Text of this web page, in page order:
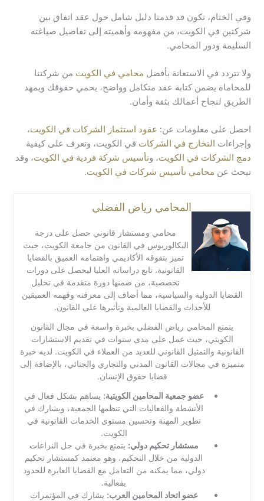
وفي الختام، نكون قد قدمنا دليل شامل حول عقد اتفاق بين
شركتين في الكويت، من مفهومه وأهميته إلى تفاصيل صياغته
السليمة ودور المحامي.
ولا تتردد في الاستعانة بأفضل محامي في الكويت من شركتنا
للمحاماة يضمن كتابة عقد متكامل وواضح، يحمي حقوقك ويمهد
الطريق لنجاح أعمالك بثقة وأمان.
احصل على معلومات عن: عقود استثمار الشركات في الكويت،
وإجراءات التخارج في الشركات في الكويت، وتعرف على كيفية
دمج الشركات في الكويت، وتأسيس شركة فردية في الكويت، وقد
تبحث عن محامي تأسيس شركات في الكويت.
المحامي رياض الفضلي
محامي ومستشار قانوني حصل على درجة
البكالوريوس في القانون من جامعة الكويت، حيث
تميز بتفوقه الأكاديمي واهتمامه العميق بالقضايا
القانونية. تابع دراساته العليا ليحصل على دورات
تخصصية، من ضمنها دورة متقدمة في تحليل
القضايا الدولية والسياسية، مما أضاف إلى معرفته وفهمه العميقين
للأحداث والقضايا العالمية وتأثيرها على القانون.
يتمتع المحامي رياض الفضلي بخبرة واسعة في مجال القانون
الكويتي، حيث عمل على مدى سنوات في تقديم الاستشارات
القانونية والتمثيل القانوني للعديد من العملاء في الكويت. لديه خبرة
متميزة في مجالات القانون المدني والتجاري والجنائي، بالإضافة إلى
قضايا حقوق الإنسان.
عضو جمعية المحامين الكويتية: يساهم بشكل فعال في
الأنشطة والفعاليات التي تنظمها الجمعية، ويشارك في
تطوير المهنة وتحسين مستوى الخدمات القانونية في
الكويت.
مستشار تحكيم دولي: يتمتع بخبرة في حل النزاعات
الدولية من خلال التحكيم، وهو معتمد كمستشار تحكيم
دولي، مما يمكنه من التعامل مع القضايا العابرة للحدود
بفعالية.
عضو اتحاد المحامين العرب: يشارك في المؤتمرات